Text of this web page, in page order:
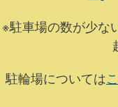
※駐車場の数が少な
駐輪場については